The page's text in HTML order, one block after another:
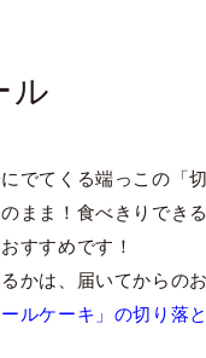
ル
でてくる端っこの「
まま！食べきりでき
すすめです！
かは、届いてからの
ルケーキ」の切り落